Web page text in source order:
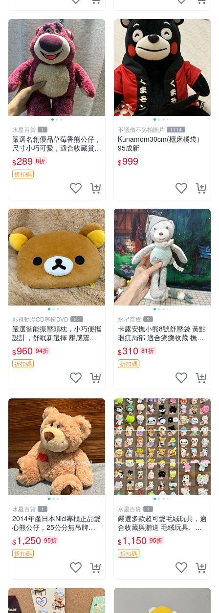
水星百貨 1
嚴選名創優品草莓香熊公仔，
尺寸小巧可愛，適合收藏賞玩
30cm 玩具 公仔 草莓熊
$289 8折
折扣碼
不議價不另拍圖片 1114
Kunamom30cm(櫃床橘袋）
95成新
$999
影視動漫CD專輯DVD 57
嚴選智能振壓頭枕，小巧便攜
設計，舒眠新選擇 壓感震動
頭枕 確切尺寸 小巧便攜
$960 94折
折扣碼
水星百貨 1
卡露安撫小熊8號舒壓袋 黃點
瑕疪局部 適合療癒收藏 撫慰
身心 美肌養護 放鬆好物
$310 81折
折扣碼
水星百貨 1
2014年產日本Nici專櫃正品愛
心熊公仔，25公分無吊牌全
新 愛心熊 公仔 熊抱玩偶
$1,250 95折
折扣碼
水星百貨 1
嚴選多款超可愛毛絨玩具，適
合收藏與贈送 毛絨玩具、抱
枕、公仔
$1,150 95折
折扣碼